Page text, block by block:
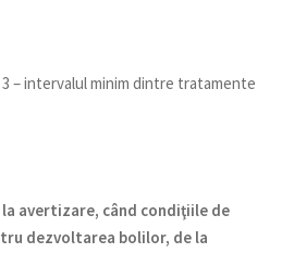
3 – intervalul minim dintre tratamente
avertizare, când condiţiile de
dezvoltarea bolilor, de la